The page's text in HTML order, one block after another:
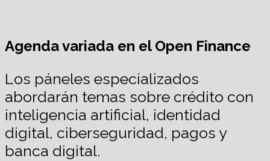
Agenda variada en el Open Finance
Los páneles especializados
abordarán temas sobre crédito con
inteligencia artificial, identidad
digital, ciberseguridad, pagos y
banca digital.